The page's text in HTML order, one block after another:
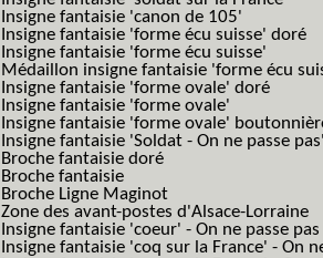
Insigne fantaisie 'canon de 105'
Insigne fantaisie 'forme écu suisse' doré
Insigne fantaisie 'forme écu suisse'
Médaillon insigne fantaisie 'forme écu
Insigne fantaisie 'forme ovale' doré
Insigne fantaisie 'forme ovale'
Insigne fantaisie 'forme ovale'
Insigne fantaisie 'Soldat - On ne passe
Broche fantaisie doré
Broche fantaisie
Broche Ligne Maginot
Zone des avant-postes d'Alsace-Lorraine
Insigne fantaisie 'coeur' - On ne passe pas
Insigne fantaisie 'coq sur la France' - On